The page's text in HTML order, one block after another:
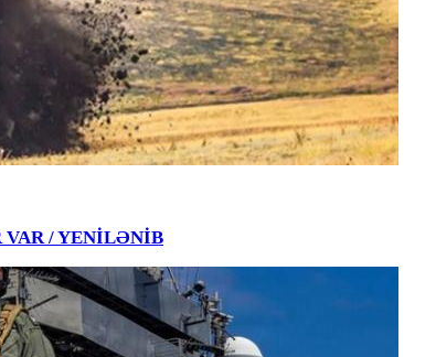
VAR / YENİLƏNİB